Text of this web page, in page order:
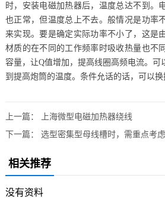
时，安装电磁加热器后，温度总达不到。
也正常，但温度总上不去。般情况是功率
来实现。要是确定实际功率不小了，这是
材质的在不同的工作频率时吸收热量也不
容量，让Q值增加，提高线圈高频电流。可
到提高炮筒的温度。条件允话的话，可以换
上一篇：
上海微型电磁加热器绕线
下一篇： 选型密集型母线槽时，需重点考虑
相关推荐
没有资料